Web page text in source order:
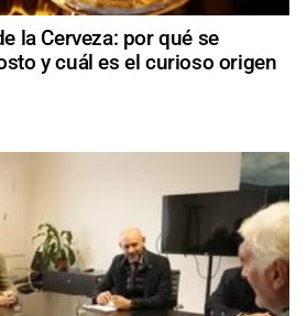
la Cerveza: por qué se
y cuál es el curioso origen